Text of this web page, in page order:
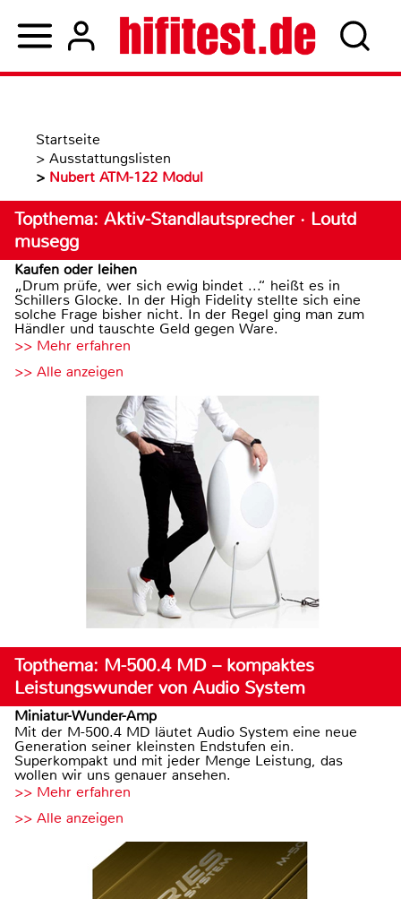
Startseite
> Ausstattungslisten
> Nubert ATM-122 Modul
Topthema: Aktiv-Standlautsprecher · Loutd
musegg
Kaufen oder leihen
„Drum prüfe, wer sich ewig bindet ...“ heißt es in
Schillers Glocke. In der High Fidelity stellte sich eine
solche Frage bisher nicht. In der Regel ging man zum
Händler und tauschte Geld gegen Ware.
>> Mehr erfahren
>> Alle anzeigen
Topthema: M-500.4 MD – kompaktes
Leistungswunder von Audio System
Miniatur-Wunder-Amp
Mit der M-500.4 MD läutet Audio System eine neue
Generation seiner kleinsten Endstufen ein.
Superkompakt und mit jeder Menge Leistung, das
wollen wir uns genauer ansehen.
>> Mehr erfahren
>> Alle anzeigen